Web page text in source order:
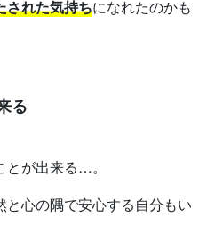
された気持ちになれたのかも
る
とが出来る…。
心の隅で安心する自分もい